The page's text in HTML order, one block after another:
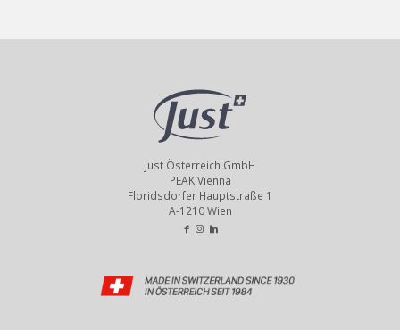
Just Österreich GmbH
PEAK Vienna
Floridsdorfer Hauptstraße 1
A-1210 Wien